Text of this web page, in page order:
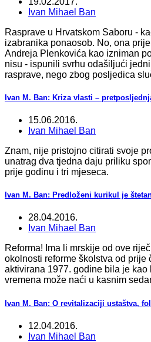
Ivan Mihael Ban
Rasprave u Hrvatskom Saboru -
izabranika ponaosob. No, ona
Andreja Plenkovića kao izniman
nisu - ispunili svrhu odašiljući
rasprave, nego zbog posljedica
Ivan M. Ban: Kriza vlasti –
15.06.2016.
Ivan Mihael Ban
Znam, nije pristojno citirati svoje
unatrag dva tjedna daju priliku
prije godinu i tri mjeseca.
Ivan M. Ban: Predloženi kurikul je
28.04.2016.
Ivan Mihael Ban
Reforma! Ima li mrskije od ove
okolnosti reforme školstva od
aktivirana 1977. godine bila je
vremena može naći u kasnim
Ivan M. Ban: O revitalizaciji ustaštva,
12.04.2016.
Ivan Mihael Ban